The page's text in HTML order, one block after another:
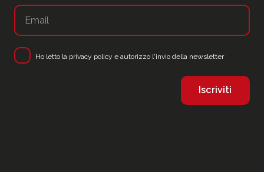
Ho letto la privacy policy e autorizzo l'invio della newsletter